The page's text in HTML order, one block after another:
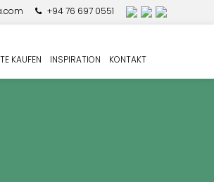
+94 76 697 0551
KAUFEN INSPIRATION KONTAKT